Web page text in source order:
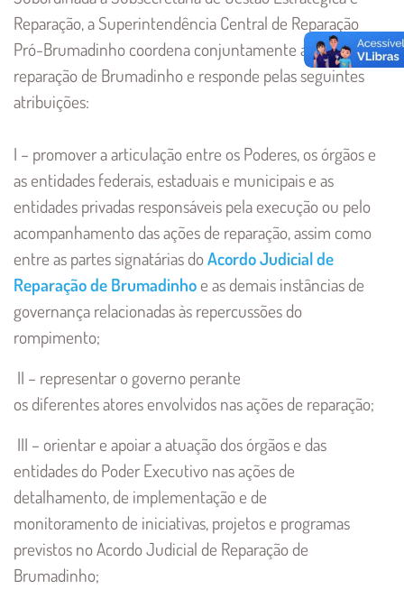
Reparação, a Superintendência Central de Reparação
Pró-Brumadinho coordena conjuntamente as ações de
reparação de Brumadinho e responde pelas seguintes
atribuições:
I – promover a articulação entre os Poderes, os órgãos e
as entidades federais, estaduais e municipais e as
entidades privadas responsáveis pela execução ou pelo
acompanhamento das ações de reparação, assim como
entre as partes signatárias doAcordo Judicial de
Reparação de Brumadinho e as demais instâncias de
governança relacionadas às repercussões do
rompimento;
II – representar o governo perante
os diferentes atores envolvidos nas ações de reparação;
III – orientar e apoiar a atuação dos órgãos e das
entidades do Poder Executivo nas ações de
detalhamento, de implementação e de
monitoramento de iniciativas, projetos e programas
previstos no Acordo Judicial de Reparação de
Brumadinho;